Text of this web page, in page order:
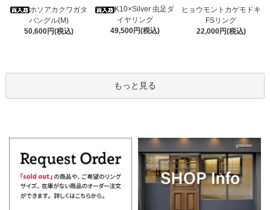
ホソアカクワガタ
バングル(M)
50,600円(税込)
K10×Silver 虫足ダ
イヤリング
49,500円(税込)
ヒョウモントカゲモドキ
FSリング
22,000円(税込)
もっと見る